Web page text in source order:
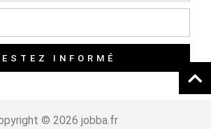
INFORMÉ
© 2026 jobba.fr